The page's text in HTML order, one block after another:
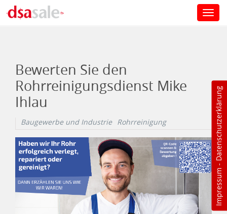
Impressum
-
Datenschutzerklärung
Bewerten Sie den
Rohrreinigungsdienst Mike
Ihlau
Baugewerbe und Industrie Rohrreinigung